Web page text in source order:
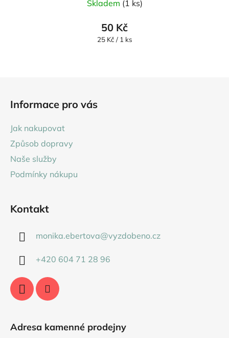
Skladem (1 ks)
50 Kč
Měrná
25 Kč / 1 ks
Informace pro vás
Jak nakupovat
Způsob dopravy
Naše služby
Podmínky nákupu
Kontakt
monika.ebertova@vyzdobeno.cz
+420 604 71 28 96
Adresa kamenné prodejny